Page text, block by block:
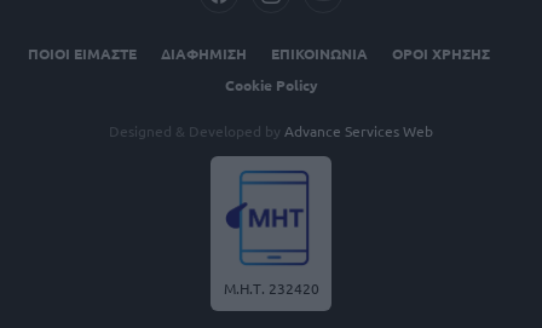
ΠΟΙΟΙ ΕΙΜΑΣΤΕ ΔΙΑΦΗΜΙΣΗ ΕΠΙΚΟΙΝΩΝΙΑ
ΟΡΟΙ ΧΡΗΣΗΣ
Cookie Policy
Designed & Developed by Advance Services Web
Μ.Η.Τ. 232420